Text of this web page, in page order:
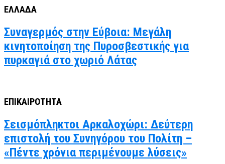
ΕΛΛΑΔΑ
Συναγερμός στην Εύβοια: Μεγάλη
κινητοποίηση της Πυροσβεστικής για
πυρκαγιά στο χωριό Λάτας
ΕΠΙΚΑΙΡΟΤΗΤΑ
Σεισμόπληκτοι Αρκαλοχώρι: Δεύτερη
επιστολή του Συνηγόρου του Πολίτη –
«Πέντε χρόνια περιμένουμε λύσεις»